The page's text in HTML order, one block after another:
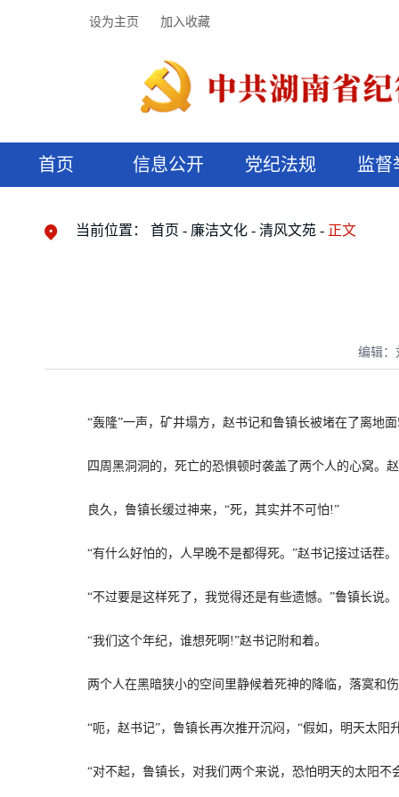
设为主页 加入收藏
首页 信息公开 党纪法规 监督
当前位置： 首页 廉洁文化 清风文苑 正文
编辑：
“轰隆”一声，矿井塌方，赵书记和鲁镇长被堵在了离地面
四周黑洞洞的，死亡的恐惧顿时袭盖了两个人的心窝。赵
良久，鲁镇长缓过神来，“死，其实并不可怕!”
“有什么好怕的，人早晚不是都得死。”赵书记接过话茬。
“不过要是这样死了，我觉得还是有些遗憾。”鲁镇长说。
“我们这个年纪，谁想死啊!”赵书记附和着。
两个人在黑暗狭小的空间里静候着死神的降临，落寞和伤
“呃，赵书记”，鲁镇长再次推开沉闷，“假如，明天太阳
“对不起，鲁镇长，对我们两个来说，恐怕明天的太阳不